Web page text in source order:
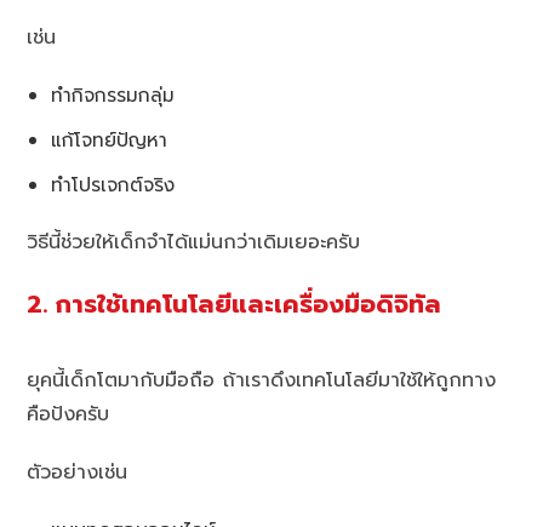
เช่น
ทำกิจกรรมกลุ่ม
แก้โจทย์ปัญหา
ทำโปรเจกต์จริง
วิธีนี้ช่วยให้เด็กจำได้แม่นกว่าเดิมเยอะครับ
2. การใช้เทคโนโลยีและเครื่องมือดิจิทัล
ยุคนี้เด็กโตมากับมือถือ ถ้าเราดึงเทคโนโลยีมาใช้ให้ถูกทาง
คือปังครับ
ตัวอย่างเช่น